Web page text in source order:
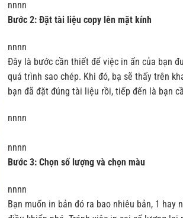
nnnn
Bước 2: Đặt tài liệu copy lên mặt kính
nnnn
Đây là bước cần thiết để việc in ấn của bạn
quá trình sao chép. Khi đó, bạ sẽ thấy trên
bạn đã đặt đúng tài liệu rồi, tiếp đến là bạn
nnnn
nnnn
Bước 3: Chọn số lượng và chọn màu
nnnn
Bạn muốn in bản đó ra bao nhiêu bản, 1